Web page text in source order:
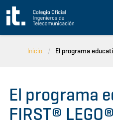
Pasar al contenido principal
Inicio El programa
El programa
FIRST®